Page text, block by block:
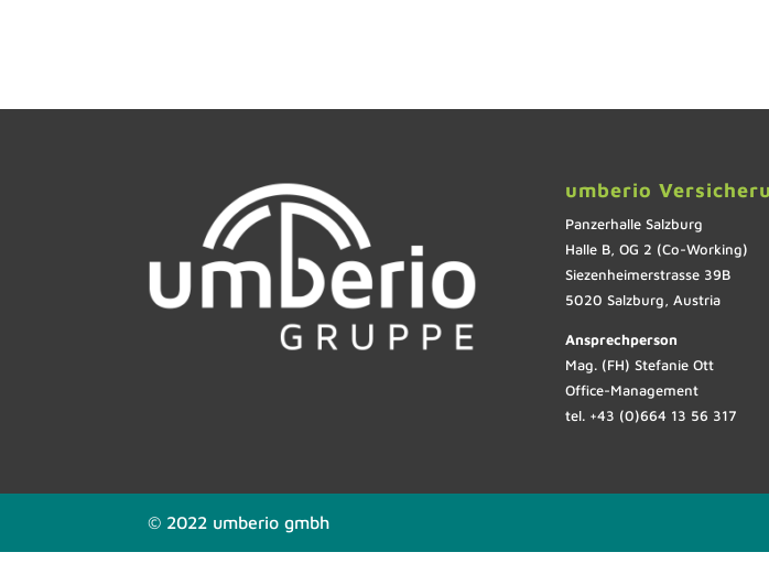
umberio
Panzerhalle Salzburg
Halle B, OG 2 (Co-Working)
Siezenheimerstrasse 39B
5020 Salzburg, Austria
Ansprechperson
Mag. (FH) Stefanie Ott
Office-Management
tel. +43 (0)664 13 56 317
© 2022 umberio gmbh